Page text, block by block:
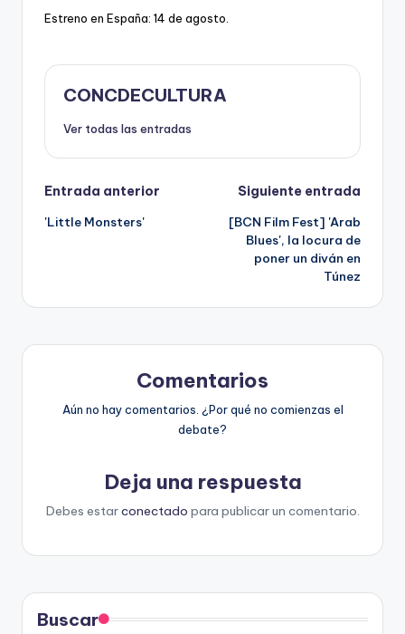
Estreno en España: 14 de agosto.
CONCDECULTURA
Ver todas las entradas
Navegación
de
Entrada anterior
'Little Monsters'
Siguiente entrada
[BCN Film Fest] 'Arab
Blues', la locura de
poner un diván en
Túnez
Comentarios
Aún no hay comentarios. ¿Por qué no comienzas el
debate?
Deja una respuesta
Debes estarconectado para publicar un comentario.
Buscar